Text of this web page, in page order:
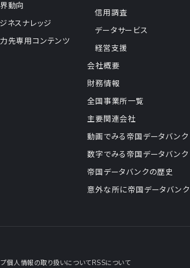
動向
ネスナレッジ
先専用コンテンツ
信用調査
データサービス
経営支援
会社概要
財務情報
全国事業所一覧
主要関連会社
動画でみる帝国データバンク
数字でみる帝国データバンク
帝国データバンクの歴史
意外な所に帝国データバンク
個人情報の取り扱いについてRSSについて